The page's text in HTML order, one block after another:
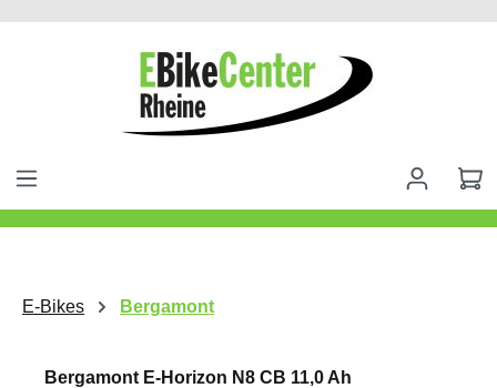
springen
E-Bikes Bergamont
Bergamont E-Horizon N8 CB 11,0 Ah